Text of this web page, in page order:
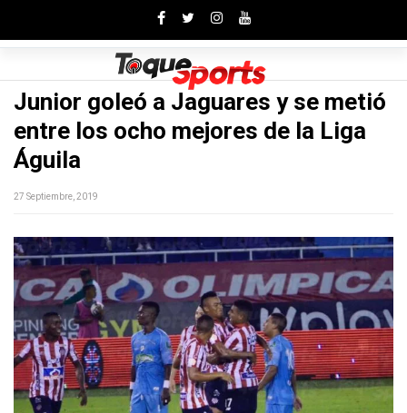
Junior goleó a Jaguares y se metió
entre los ocho mejores de la Liga
Águila
27 Septiembre, 2019